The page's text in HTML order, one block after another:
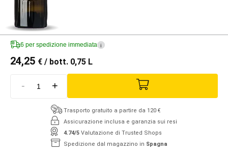
6 per spedizione immediata i
24,25 € / bott. 0,75 L
- +
Trasporto gratuito a partire da 120 €
Assicurazione inclusa e garanzia sui resi
4.74/5 Valutazione di Trusted Shops
Spedizione dal magazzino in Spagna